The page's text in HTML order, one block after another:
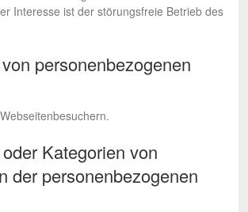
Interesse ist der störungsfreie Betrieb des
personenbezogenen
Kategorien von
der personenbezogenen